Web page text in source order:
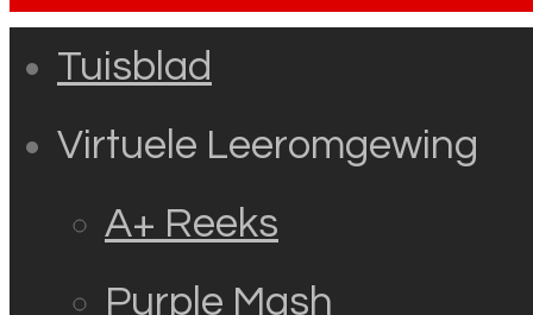
Tuisblad
Virtuele Leeromgewing
A+ Reeks
Purple Mash